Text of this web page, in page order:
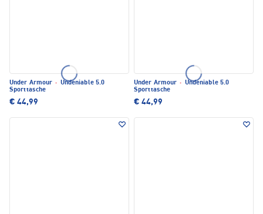
Under Armour · Undeniable 5.0
Sporttasche
€ 44,99
Under Armour · Undeniable 5.0
Sporttasche
€ 44,99